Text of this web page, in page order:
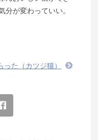
分が変わっていい。
た（カツジ猫）